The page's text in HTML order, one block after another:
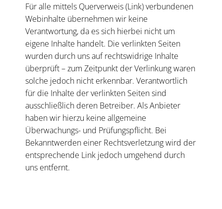
Für alle mittels Querverweis (Link) verbundenen
Webinhalte übernehmen wir keine
Verantwortung, da es sich hierbei nicht um
eigene Inhalte handelt. Die verlinkten Seiten
wurden durch uns auf rechtswidrige Inhalte
überprüft – zum Zeitpunkt der Verlinkung waren
solche jedoch nicht erkennbar. Verantwortlich
für die Inhalte der verlinkten Seiten sind
ausschließlich deren Betreiber. Als Anbieter
haben wir hierzu keine allgemeine
Überwachungs- und Prüfungspflicht. Bei
Bekanntwerden einer Rechtsverletzung wird der
entsprechende Link jedoch umgehend durch
uns entfernt.